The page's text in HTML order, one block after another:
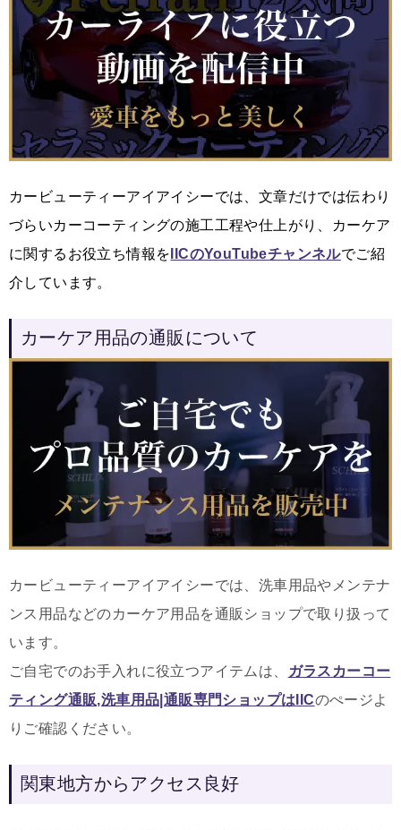
カービューティーアイアイシーでは、文章だけでは伝わり
づらいカーコーティングの施工工程や仕上がり、カーケア
に関するお役立ち情報を IICのYouTubeチャンネルでご紹
介しています。
カーケア用品の通販について
カービューティーアイアイシーでは、洗車用品やメンテナ
ンス用品などのカーケア用品を通販ショップで取り扱って
います。
ご自宅でのお手入れに役立つアイテムは
ガラスカーコー
ティング通販,洗車用品|通販専門ショップはIICのぺージよ
りご確認ください。
関東地方からアクセス良好